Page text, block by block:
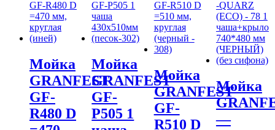
Мойка
GRANFEST
GF-
R480 D
Мойка
GRANFEST
GF-
P505 1
Мойка
GRANFEST
GF-
R510 D
Мойка
—